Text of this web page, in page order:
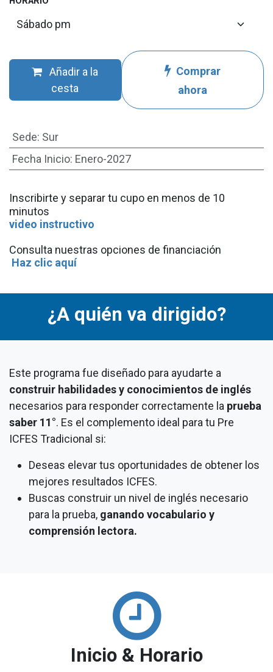
Añadir a la
cesta
Comprar
ahora
Sede: Sur
Fecha Inicio: Enero-2027
Inscribirte y separar tu cupo en menos de 10
minutos
video instructivo
Consulta nuestras opciones de financiación
Haz clic aquí
¿A quién va dirigido?
Este programa fue diseñado para ayudarte a
construir habilidades y conocimientos de inglés
necesarios para responder correctamente la prueba
saber 11°. Es el complemento ideal para tu Pre
ICFES Tradicional si:
Deseas elevar tus oportunidades de obtener los
mejores resultados ICFES.
Buscas construir un nivel de inglés necesario
para la prueba, ganando vocabulario y
comprensión lectora.
Inicio & Horario